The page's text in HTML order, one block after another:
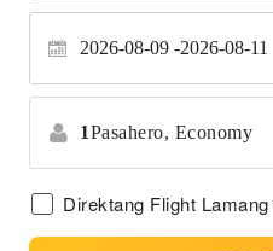
2026-08-09 2026-08-11
1Pasahero, Economy
Direktang Flight Lamang